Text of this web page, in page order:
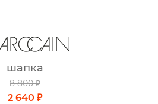
шапка
8 800 ₽
2 640 ₽